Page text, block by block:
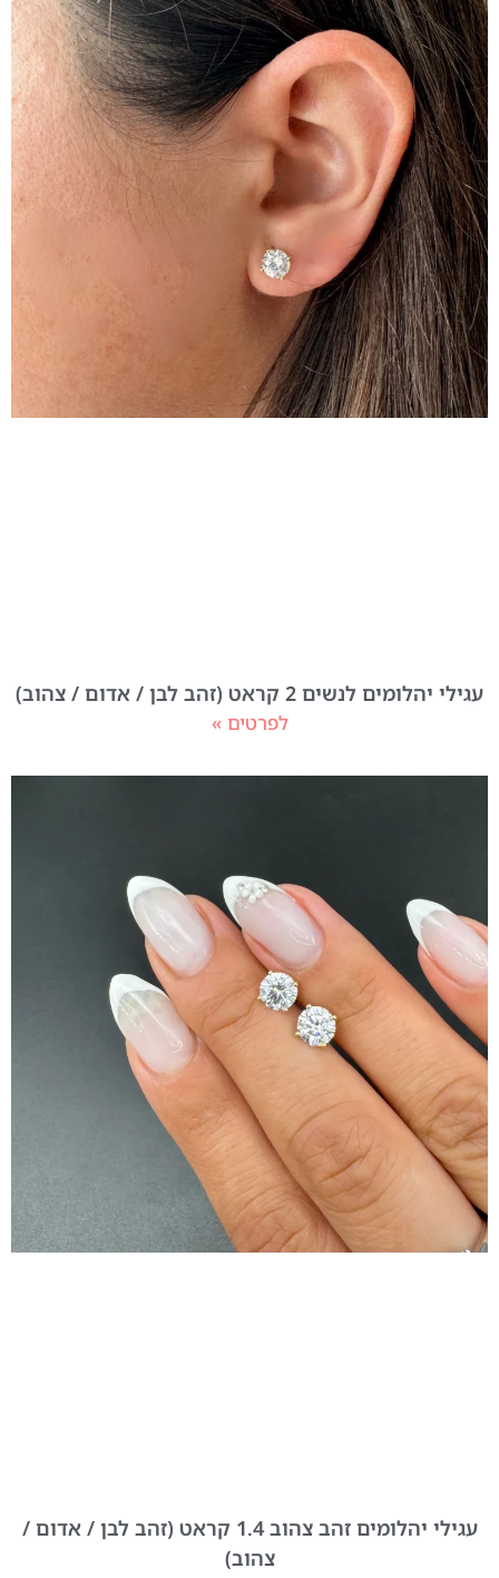
עגילי יהלומים לנשים 2 קראט (זהב לבן / אדום / צהוב)
לפרטים »
עגילי יהלומים זהב צהוב 1.4 קראט (זהב לבן / אדום /
צהוב)